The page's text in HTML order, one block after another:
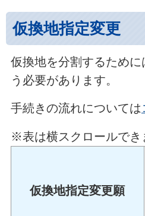
仮換地指定変更
仮換地を分割するため
う必要があります。
手続きの流れについては
※表は横スクロールでき
仮換地指定変更願